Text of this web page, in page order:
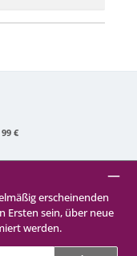
€
erscheinenden
Ersten sein, über neue
werden.